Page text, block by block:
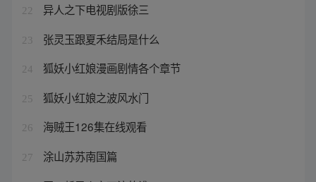
22 异人之下电视剧版徐三
23 张灵玉跟夏禾结局是什么
24 狐妖小红娘漫画剧情各个章节
25 狐妖小红娘之波风水门
26 海贼王126集在线观看
27 涂山苏苏南国篇